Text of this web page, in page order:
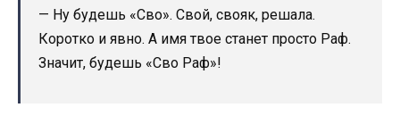
— Ну будешь «Сво». Свой, свояк, решала.
Коротко и явно. А имя твое станет просто Раф.
Значит, будешь «Сво Раф»!